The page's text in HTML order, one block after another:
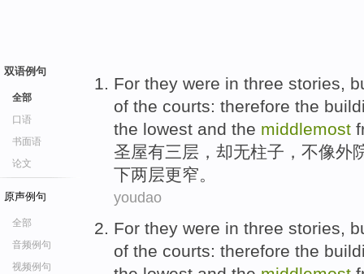
双语例句
全部
口语
书面语
论文
原声例句
全部
音频例句
视频例句
For they were in three stories,
of the courts: therefore the
the lowest and the middlemost
圣屋有三层 ， 却无柱子 ， 不像外
下两层更窄。
youdao
For they were in three stories,
of the courts: therefore the